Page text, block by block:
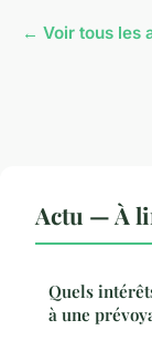
← Voir tous les
Actu — À
Quels
à une